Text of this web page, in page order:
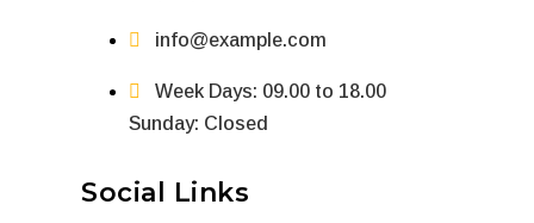
info@example.com
Week Days: 09.00 to 18.00
Sunday: Closed
Social Links